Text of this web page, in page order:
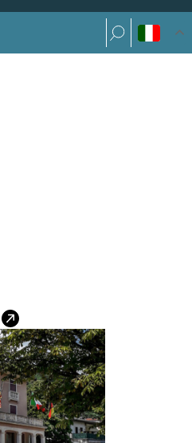
Ricerca per: